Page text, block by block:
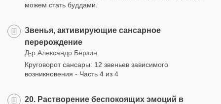
можем стать буддами.
Звенья, активирующие сансарное
перерождение
Д-р Александр Берзин
Круговорот сансары: 12 звеньев зависимого
возникновения - Часть 4 из 4
20. Растворение беспокоящих эмоций в